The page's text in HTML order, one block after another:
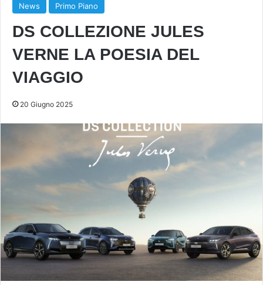
News Primo Piano
DS COLLEZIONE JULES
VERNE LA POESIA DEL
VIAGGIO
20 Giugno 2025